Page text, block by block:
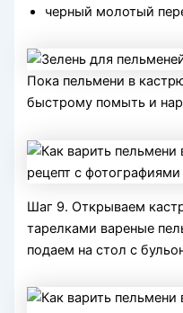
черный молотый
Пока пельмени в
быстрому помыть и
Шаг 9. Открываем
тарелками вареные
подаем на стол с